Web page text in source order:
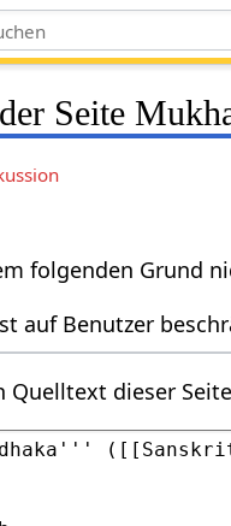
Seite
folgenden Grund
auf Benutzer
Quelltext dieser